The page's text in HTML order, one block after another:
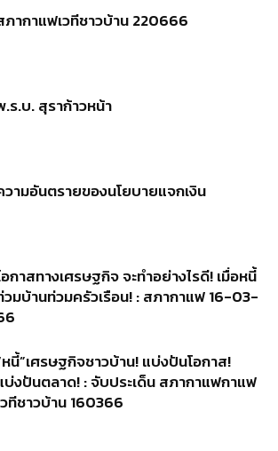
ภากาแฟเวทีชาวบ้าน 220666
ร.บ. สุราก้าวหน้า
วามอันตรายของนโยบายแจกเงิน
กาสทางเศรษฐกิจ จะทำอย่างไรดี! เมื่อหนี้
วมบ้านท่วมครัวเรือน! : สภากาแฟ 16-03-
นี้”เศรษฐกิจชาวบ้าน! แบ่งปันโอกาส!
บ่งปันตลาด! : จับประเด็น สภากาแฟกาแฟ
วทีชาวบ้าน 160366